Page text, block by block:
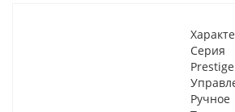
Серия
Prestige
Ручное